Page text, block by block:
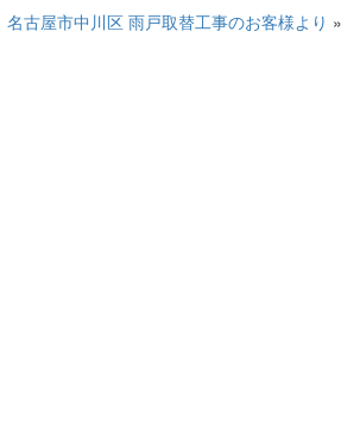
名古屋市中川区 雨戸取替工事のお客様より »